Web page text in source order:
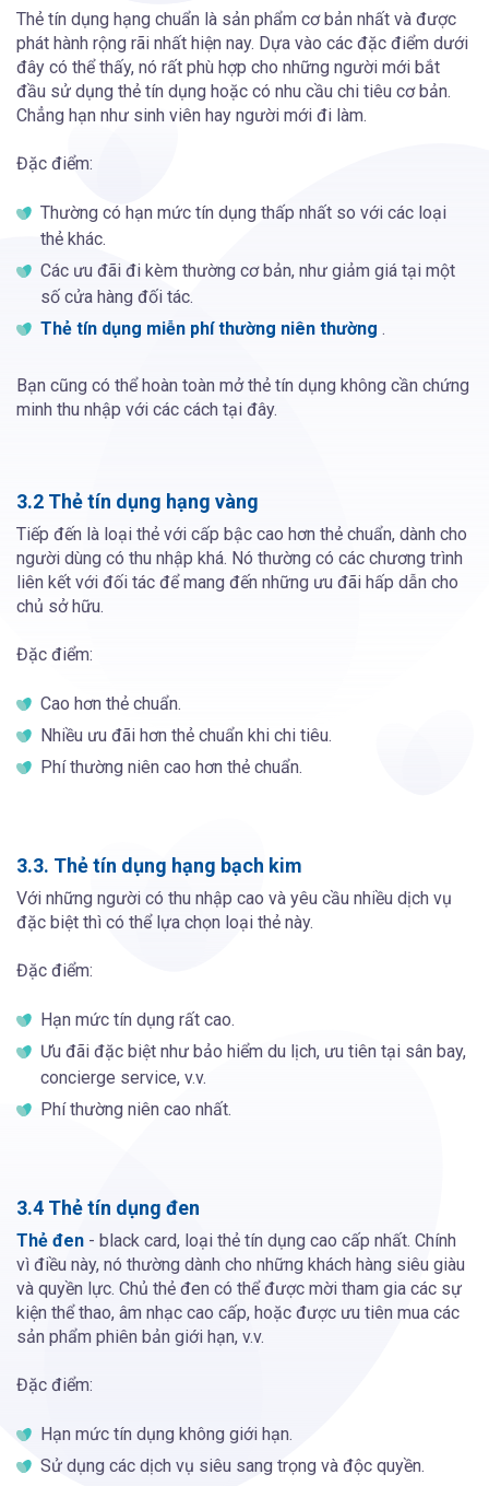
Thẻ tín dụng hạng chuẩn là sản phẩm cơ bản nhất và được
phát hành rộng rãi nhất hiện nay. Dựa vào các đặc điểm dưới
đây có thể thấy, nó rất phù hợp cho những người mới bắt
đầu sử dụng thẻ tín dụng hoặc có nhu cầu chi tiêu cơ bản.
Chẳng hạn như sinh viên hay người mới đi làm.
Đặc điểm:
Thường có hạn mức tín dụng thấp nhất so với các loại
thẻ khác.
Các ưu đãi đi kèm thường cơ bản, như giảm giá tại một
số cửa hàng đối tác.
Thẻ tín dụng miễn phí thường niên thường .
Bạn cũng có thể hoàn toàn mở thẻ tín dụng không cần chứng
minh thu nhập với các cách tại đây.
3.2 Thẻ tín dụng hạng vàng
Tiếp đến là loại thẻ với cấp bậc cao hơn thẻ chuẩn, dành cho
người dùng có thu nhập khá. Nó thường có các chương trình
liên kết với đối tác để mang đến những ưu đãi hấp dẫn cho
chủ sở hữu.
Đặc điểm:
Cao hơn thẻ chuẩn.
Nhiều ưu đãi hơn thẻ chuẩn khi chi tiêu.
Phí thường niên cao hơn thẻ chuẩn.
3.3. Thẻ tín dụng hạng bạch kim
Với những người có thu nhập cao và yêu cầu nhiều dịch vụ
đặc biệt thì có thể lựa chọn loại thẻ này.
Đặc điểm:
Hạn mức tín dụng rất cao.
Ưu đãi đặc biệt như bảo hiểm du lịch, ưu tiên tại sân bay,
concierge service, v.v.
Phí thường niên cao nhất.
3.4 Thẻ tín dụng đen
Thẻ đen - black card, loại thẻ tín dụng cao cấp nhất. Chính
vì điều này, nó thường dành cho những khách hàng siêu giàu
và quyền lực. Chủ thẻ đen có thể được mời tham gia các sự
kiện thể thao, âm nhạc cao cấp, hoặc được ưu tiên mua các
sản phẩm phiên bản giới hạn, v.v.
Đặc điểm:
Hạn mức tín dụng không giới hạn.
Sử dụng các dịch vụ siêu sang trọng và độc quyền.